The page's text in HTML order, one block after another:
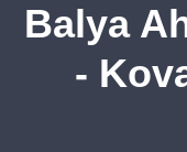
Balya
-